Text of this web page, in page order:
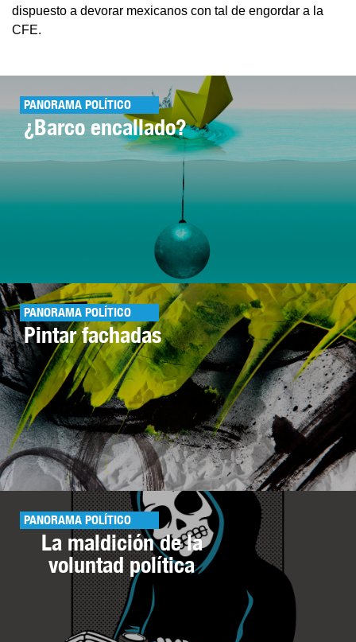
dispuesto a devorar mexicanos con tal de engordar a la
CFE.
PANORAMA POLÍTICO
¿Barco encallado?
PANORAMA POLÍTICO
Pintar fachadas
PANORAMA POLÍTICO
La maldición de la
voluntad política